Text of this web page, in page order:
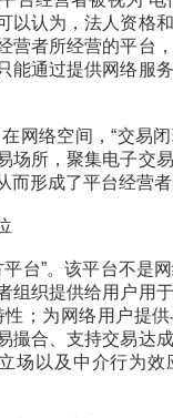
以认为，法人资格
营者所经营的平台
能通过提供网络服
络空间，“交易闭
场所，聚集电子交
形成了平台经营者
台”。该平台不是
组织提供给用户用
；为网络用户提
撮合、支持交易达
场以及中介行为效